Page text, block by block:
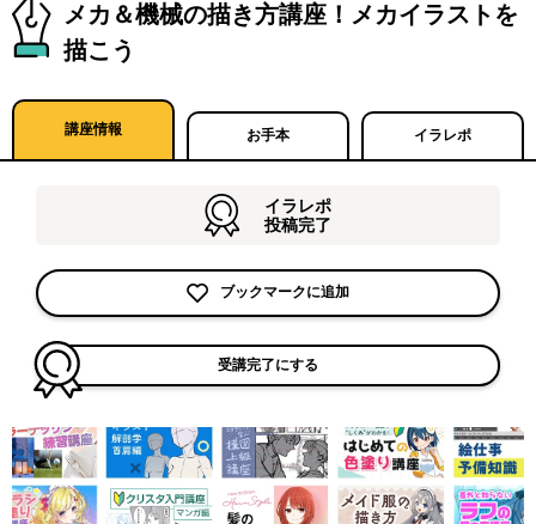
メカ＆機械の描き方講座！メカイラストを
描こう
講座情報 お手本 イラレポ
イラレポ
投稿完了
ブックマークに追加
受講完了にする